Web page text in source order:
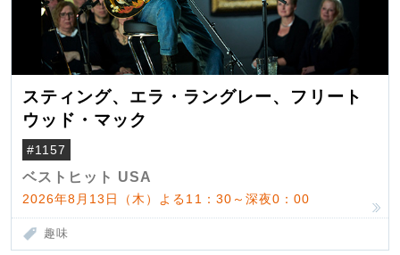
スティング、エラ・ラングレー、フリート
ウッド・マック
#1157
ベストヒット USA
2026年8月13日（木）よる11：30～深夜0：00
趣味